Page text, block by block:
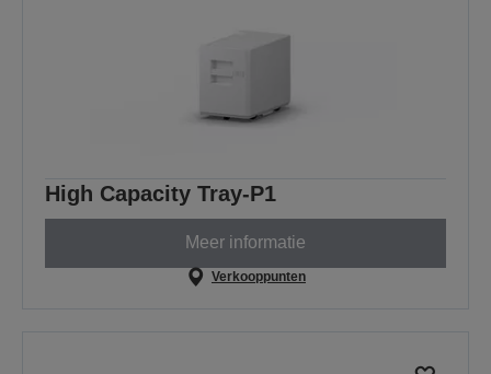
High Capacity Tray-P1
Meer informatie
Verkooppunten